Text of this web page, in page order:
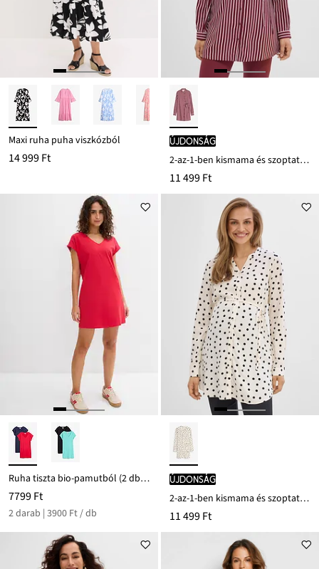
Maxi ruha puha viszkózból
14 999 Ft
újdonság
2-az-1-ben kismama és szoptatós blúz ruha, puha viszkózból
11 499 Ft
Ruha tiszta bio-pamutból (2 db-os csomag)
7799 Ft
2 darab | 3900 Ft / db
újdonság
2-az-1-ben kismama és szoptatós blúz ruha, puha viszkózból
11 499 Ft